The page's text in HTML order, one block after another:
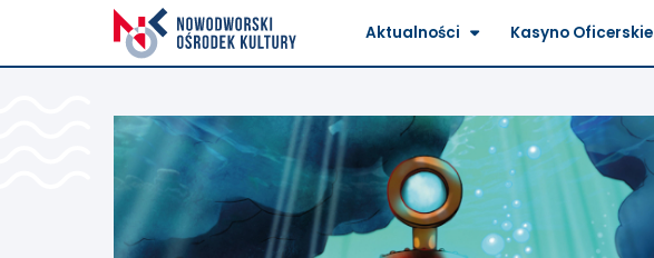
Aktualności Kasyno Oficerskie